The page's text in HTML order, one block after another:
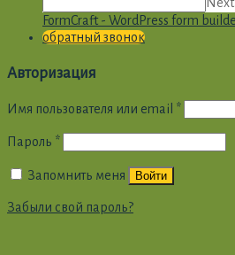
Next
FormCraft - WordPress form
обратный звонок
Авторизация
Имя пользователя или email *
Пароль *
Запомнить меня Войти
Забыли свой пароль?